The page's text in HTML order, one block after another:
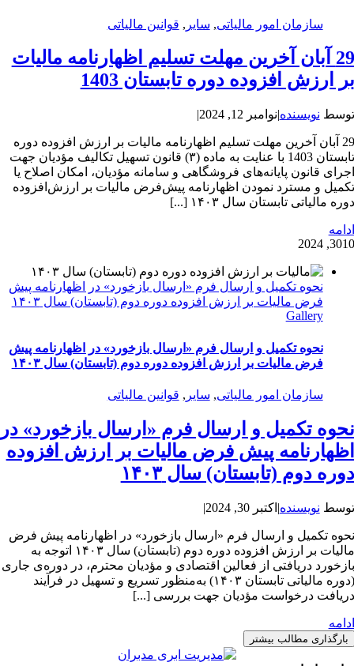
سازمان امور مالیاتی, سایر , قوانین مالیاتی
29 آبان آخرین مهلت تسلیم اظهارنامه مالیات
بر ارزش افزوده دوره تابستان 1403
توسط نویسنده|نوامبر 12, 2024 |
29 آبان آخرین مهلت تسلیم اظهارنامه مالیات بر ارزش افزوده دوره
تابستان 1403 با عنایت به ماده (۳) قانون تسهیل تکالیف مؤدیان جهت
اجرای قانون پایانه‌های فروشگاهی و سامانه مؤدیان، امکان اصلاح یا
تکمیل و مسترد نمودن اظهارنامه پیش‌فرض مالیات بر ارزش‌افزوده
دوره مالیاتی تابستان سال ۱۴۰۳ [...]
ادامه
3010, 2024
نحوه تکمیل و ارسال فرم «ارسال بازخورد» در اظهارنامه پیش
فرض مالیات بر ارزش افزوده دوره دوم (تابستان) سال ۱۴۰۳
Gallery
نحوه تکمیل و ارسال فرم «ارسال بازخورد» در اظهارنامه پیش
فرض مالیات بر ارزش افزوده دوره دوم (تابستان) سال ۱۴۰۳
سازمان امور مالیاتی, سایر , قوانین مالیاتی
نحوه تکمیل و ارسال فرم «ارسال بازخورد» در
اظهارنامه پیش فرض مالیات بر ارزش افزوده
دوره دوم (تابستان) سال ۱۴۰۳
توسط نویسنده| اکتبر 30, 2024 |
نحوه تکمیل و ارسال فرم «ارسال بازخورد» در اظهارنامه پیش فرض
مالیات بر ارزش افزوده دوره دوم (تابستان) سال ۱۴۰۳ اتوجه به
بازخورد دریافتی از فعالین اقتصادی و مؤدیان محترم، در دوره‌ی جاری
(دوره مالیاتی تابستان ۱۴۰۳) به‌منظور تسریع و تسهیل در فرآیند
دریافت درخواست مؤدیان جهت بررسی [...]
ادامه
بارگذاری مطالب بیشتر